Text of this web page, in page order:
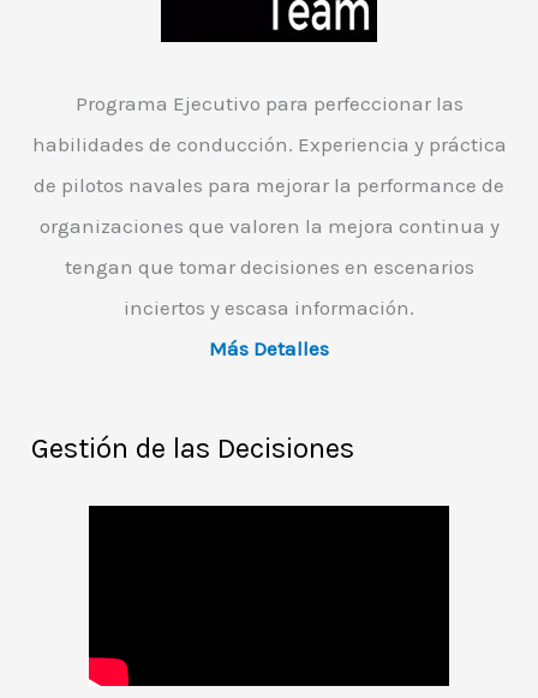
Programa Ejecutivo para perfeccionar las
habilidades de conducción. Experiencia y práctica
de pilotos navales para mejorar la performance de
organizaciones que valoren la mejora continua y
tengan que tomar decisiones en escenarios
inciertos y escasa información.
Más Detalles
Gestión de las Decisiones